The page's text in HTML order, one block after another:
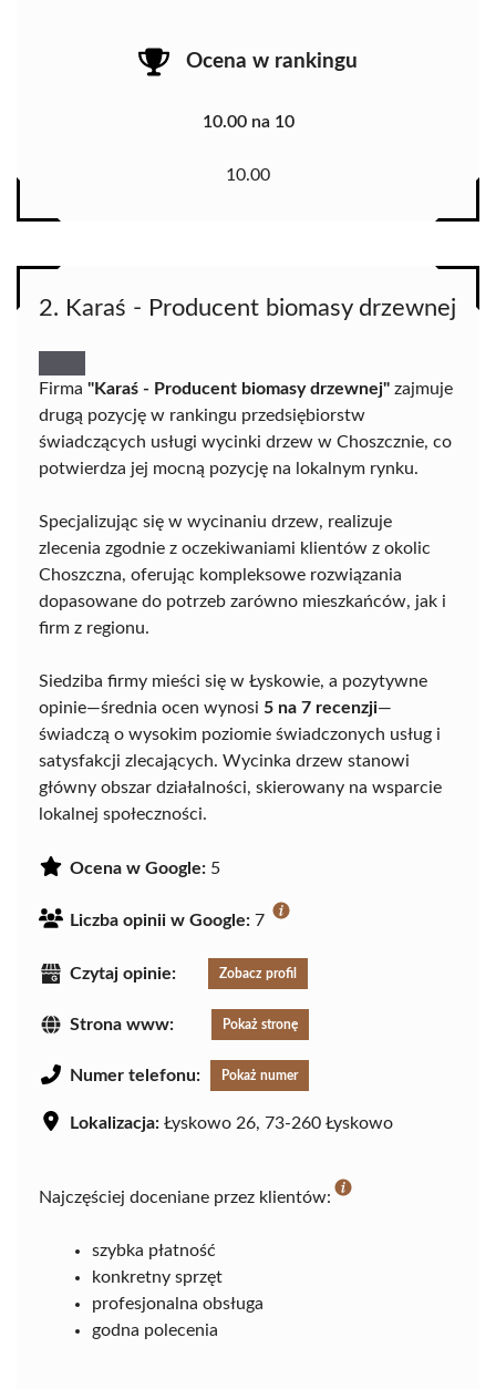
Ocena w rankingu
10.00 na 10
10.00
2. Karaś - Producent biomasy drzewnej
Firma "Karaś - Producent biomasy drzewnej" zajmuje
drugą pozycję w rankingu przedsiębiorstw
świadczących usługi wycinki drzew w Choszcznie, co
potwierdza jej mocną pozycję na lokalnym rynku.
Specjalizując się w wycinaniu drzew, realizuje
zlecenia zgodnie z oczekiwaniami klientów z okolic
Choszczna, oferując kompleksowe rozwiązania
dopasowane do potrzeb zarówno mieszkańców, jak i
firm z regionu.
Siedziba firmy mieści się w Łyskowie, a pozytywne
opinie—średnia ocen wynosi 5 na 7 recenzji—
świadczą o wysokim poziomie świadczonych usług i
satysfakcji zlecających. Wycinka drzew stanowi
główny obszar działalności, skierowany na wsparcie
lokalnej społeczności.
Ocena w Google: 5
Liczba opinii w Google: 7
Czytaj opinie: Zobacz profil
Strona www: Pokaż stronę
Numer telefonu: Pokaż numer
Lokalizacja: Łyskowo 26, 73-260 Łyskowo
Najczęściej doceniane przez klientów:
szybka płatność
konkretny sprzęt
profesjonalna obsługa
godna polecenia